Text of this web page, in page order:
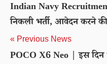
Indian Navy
निकली भर्ती, आवेदन करने
« Previous News
POCO X6 Neo | इस दिन